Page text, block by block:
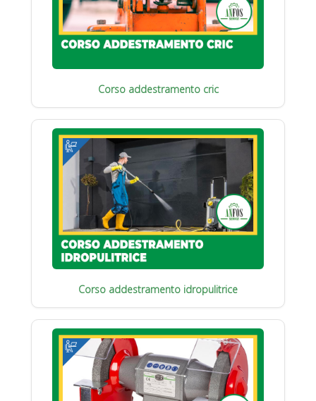
Corso addestramento cric
Corso addestramento idropulitrice